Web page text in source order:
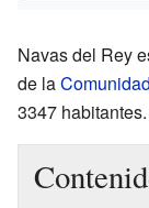
Navas del Rey
de la
3347 habitantes.